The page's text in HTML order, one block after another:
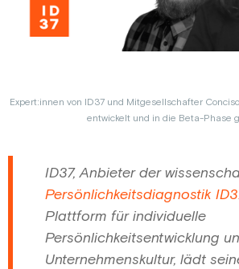
Expert:innen von ID37 und Mitgesellschafter
entwickelt und in die Beta-Phase
ID37, Anbieter der
Persönlichkeitsdiagnostik
Plattform für individuelle
Persönlichkeitsentwicklung
Unternehmenskultur, lädt